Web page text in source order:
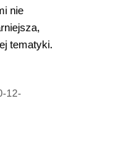
nie
tematyki.
12-